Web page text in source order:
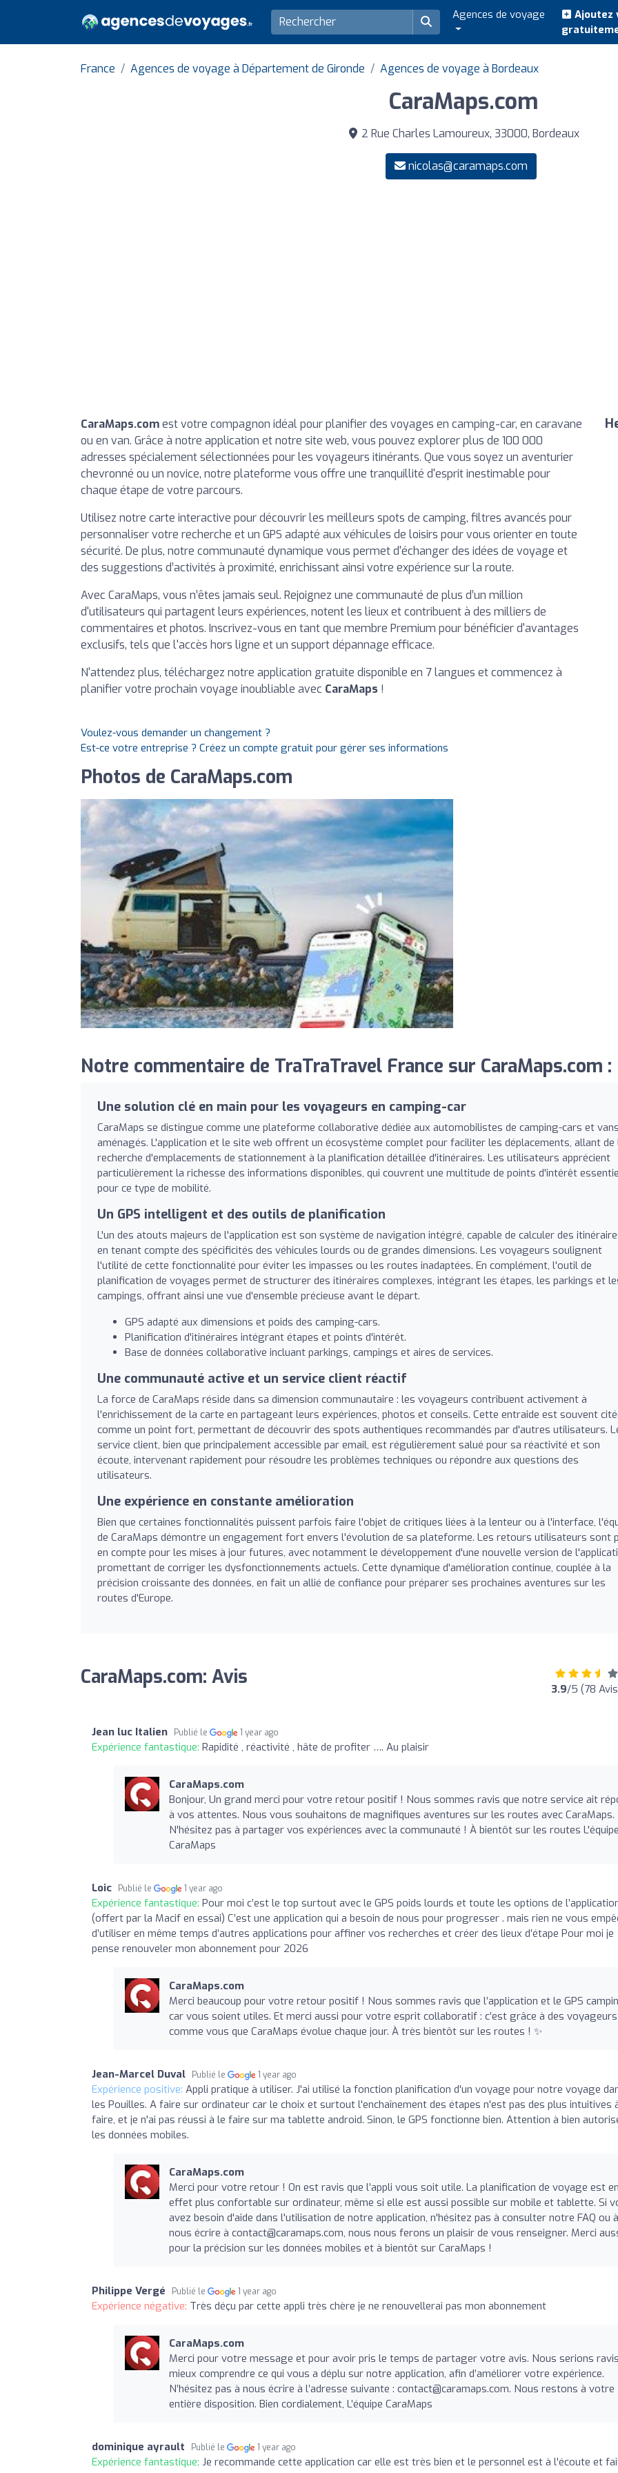
Agences de voyage
Ajoutez
France Agences de voyage à Département de Gironde Agences de voyage à Bordeaux
CaraMaps.com
2 Rue Charles Lamoureux, 33000, Bordeaux
nicolas@caramaps.com
CaraMaps.comest votre compagnon idéal pour planifier des voyages en camping-car, en caravane
ou en van. Grâce à notre application et notre site web, vous pouvez explorer plus de 100 000
adresses spécialement sélectionnées pour les voyageurs itinérants. Que vous soyez un aventurier
chevronné ou un novice, notre plateforme vous offre une tranquillité d'esprit inestimable pour
chaque étape de votre parcours.
Utilisez notre carte interactive pour découvrir les meilleurs spots de camping, filtres avancés pour
personnaliser votre recherche et un GPS adapté aux véhicules de loisirs pour vous orienter en toute
sécurité. De plus, notre communauté dynamique vous permet d'échanger des idées de voyage et
des suggestions d’activités à proximité, enrichissant ainsi votre expérience sur la route.
Avec CaraMaps, vous n’êtes jamais seul. Rejoignez une communauté de plus d’un million
d'utilisateurs qui partagent leurs expériences, notent les lieux et contribuent à des milliers de
commentaires et photos. Inscrivez-vous en tant que membre Premium pour bénéficier d'avantages
exclusifs, tels que l'accès hors ligne et un support dépannage efficace.
N'attendez plus, téléchargez notre application gratuite disponible en 7 langues et commencez à
planifier votre prochain voyage inoubliable avec CaraMaps !
Voulez-vous demander un changement ?
Est-ce votre entreprise ? Créez un compte gratuit pour gérer ses informations
Photos de CaraMaps.com
Notre commentaire de TraTraTravel France sur CaraMaps.com :
Une solution clé en main pour les voyageurs en camping-car
CaraMaps se distingue comme une plateforme collaborative dédiée aux automobilistes de camping-cars et vans
aménagés. L'application et le site web offrent un écosystème complet pour faciliter les déplacements, allant de
recherche d'emplacements de stationnement à la planification détaillée d'itinéraires. Les utilisateurs apprécient
particulièrement la richesse des informations disponibles, qui couvrent une multitude de points d'intérêt
pour ce type de mobilité.
Un GPS intelligent et des outils de planification
L'un des atouts majeurs de l'application est son système de navigation intégré, capable de calculer des
en tenant compte des spécificités des véhicules lourds ou de grandes dimensions. Les voyageurs soulignent
l'utilité de cette fonctionnalité pour éviter les impasses ou les routes inadaptées. En complément, l'outil de
planification de voyages permet de structurer des itinéraires complexes, intégrant les étapes, les parkings et
campings, offrant ainsi une vue d'ensemble précieuse avant le départ.
GPS adapté aux dimensions et poids des camping-cars.
Planification d'itinéraires intégrant étapes et points d'intérêt.
Base de données collaborative incluant parkings, campings et aires de services.
Une communauté active et un service client réactif
La force de CaraMaps réside dans sa dimension communautaire : les voyageurs contribuent activement à
l'enrichissement de la carte en partageant leurs expériences, photos et conseils. Cette entraide est souvent
comme un point fort, permettant de découvrir des spots authentiques recommandés par d'autres utilisateurs.
service client, bien que principalement accessible par email, est régulièrement salué pour sa réactivité et son
écoute, intervenant rapidement pour résoudre les problèmes techniques ou répondre aux questions des
utilisateurs.
Une expérience en constante amélioration
Bien que certaines fonctionnalités puissent parfois faire l'objet de critiques liées à la lenteur ou à l'interface,
de CaraMaps démontre un engagement fort envers l'évolution de sa plateforme. Les retours utilisateurs sont
en compte pour les mises à jour futures, avec notamment le développement d'une nouvelle version de
promettant de corriger les dysfonctionnements actuels. Cette dynamique d'amélioration continue, couplée à la
précision croissante des données, en fait un allié de confiance pour préparer ses prochaines aventures sur les
routes d'Europe.
CaraMaps.com: Avis 3.9/5 (78
Jean luc Italien Publié le 1 year ago
Expérience fantastique: Rapidité , réactivité , hâte de profiter …. Au plaisir
CaraMaps.com
Bonjour, Un grand merci pour votre retour positif ! Nous sommes ravis que notre service ait
à vos attentes. Nous vous souhaitons de magnifiques aventures sur les routes avec CaraMaps.
N'hésitez pas à partager vos expériences avec la communauté ! À bientôt sur les routes L'équipe
CaraMaps
Loic Publié le 1 year ago
Expérience fantastique: Pour moi c’est le top surtout avec le GPS poids lourds et toute les options de
(offert par la Macif en essai) C’est une application qui a besoin de nous pour progresser . mais rien ne vous
d’utiliser en même temps d’autres applications pour affiner vos recherches et créer des lieux d’étape Pour moi je
pense renouveler mon abonnement pour 2026
CaraMaps.com
Merci beaucoup pour votre retour positif ! Nous sommes ravis que l’application et le GPS
car vous soient utiles. Et merci aussi pour votre esprit collaboratif : c’est grâce à des voyageurs
comme vous que CaraMaps évolue chaque jour. À très bientôt sur les routes ! ✨
Jean-Marcel Duval Publié le 1 year ago
Expérience positive: Appli pratique à utiliser. J'ai utilisé la fonction planification d'un voyage pour notre voyage
les Pouilles. A faire sur ordinateur car le choix et surtout l'enchaînement des étapes n'est pas des plus intuitives
faire, et je n'ai pas réussi à le faire sur ma tablette android. Sinon, le GPS fonctionne bien. Attention à bien
les données mobiles.
CaraMaps.com
Merci pour votre retour ! On est ravis que l’appli vous soit utile. La planification de voyage est en
effet plus confortable sur ordinateur, même si elle est aussi possible sur mobile et tablette. Si
avez besoin d'aide dans l'utilisation de notre application, n'hésitez pas à consulter notre FAQ ou à
nous écrire à contact@caramaps.com, nous nous ferons un plaisir de vous renseigner. Merci
pour la précision sur les données mobiles et à bientôt sur CaraMaps !
Philippe Vergé Publié le 1 year ago
Expérience négative: Très déçu par cette appli très chère je ne renouvellerai pas mon abonnement
CaraMaps.com
Merci pour votre message et pour avoir pris le temps de partager votre avis. Nous serions
mieux comprendre ce qui vous a déplu sur notre application, afin d’améliorer votre expérience.
N’hésitez pas à nous écrire à l’adresse suivante : contact@caramaps.com. Nous restons à votre
entière disposition. Bien cordialement, L’équipe CaraMaps
dominique ayrault Publié le 1 year ago
Expérience fantastique: Je recommande cette application car elle est très bien et le personnel est à l'écoute et